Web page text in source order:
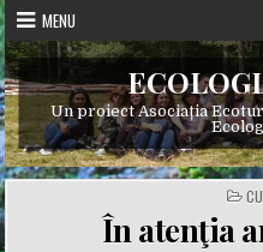
Skip
to
content
MENU
Un proiect Asociația
IN
În atenţia